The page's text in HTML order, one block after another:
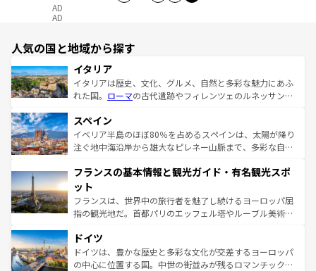
AD
AD
人気の国と地域から探す
イタリア
イタリアは歴史、文化、グルメ、自然と多彩な魅力にあふ
れた国。 ローマの古代遺跡やフィレンツェのルネッサンス
ろん、トスカーナの美しい田園風景やアマルフィ海岸の絶
景など、自然景観も見逃せない。観光の合間には、本場の
ピザやパスタなど、絶品のイタリア料理を堪能することも
ませてくれるイタリアで、忘れられない旅をしてみよう！
なお、新着のイタリア情報は
しい。
スペイン
イベリア半島のほぼ80％を占めるスペインは、太陽が降り
注ぐ地中海沿岸から雄大なピレネー山脈まで、多彩な自然
文化が根付くこの国では、情熱的なフラメンコ、熱気あふ
れる闘牛、そして美味しいタパスが生活の一部となってい
る。首都マドリードの洗練された雰囲気や、バルセロナの
アートに溢れた街角から、地方では古代ローマ遺跡や中世
せる。地方によって風土や気候が異なるスペインはその個
性で訪れる人を魅了する。 なお、新着のスペイン情報は コ
ンテンツ一覧を参照してほしい。
フランスの基本情報と観光ガイド・有名観光スポ
ット
フランスは、世界中の旅行者を魅了し続けるヨーロッパ屈
指の観光地だ。首都パリのエッフェル塔やルーブル美術館
で、幅広い魅力が詰まっている。華麗な宮殿、歴史的な大
聖堂、美しいビーチ、そして豊かな自然が、訪れる者を心
から魅了する。また、フランスは美食の国としても知ら
ドイツ
ドイツは、豊かな歴史と多彩な文化が交差するヨーロッパ
の中心に位置する国。中世の街並みが残るロマンチック街